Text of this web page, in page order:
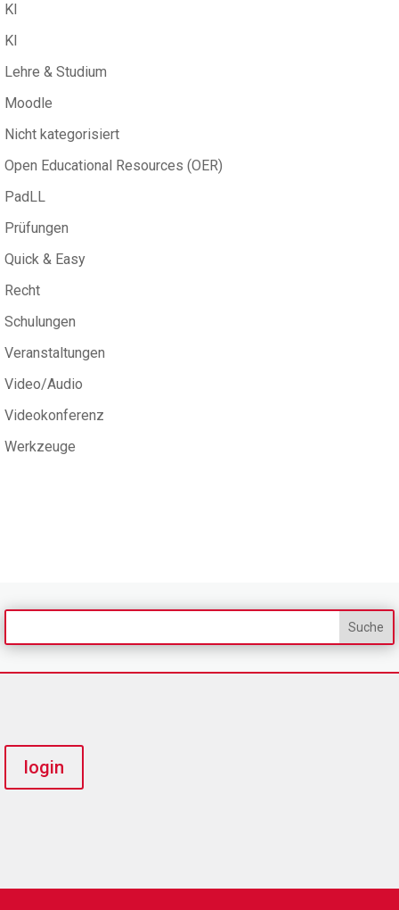
KI
KI
Lehre & Studium
Moodle
Nicht kategorisiert
Open Educational Resources (OER)
PadLL
Prüfungen
Quick & Easy
Recht
Schulungen
Veranstaltungen
Video/Audio
Videokonferenz
Werkzeuge
login